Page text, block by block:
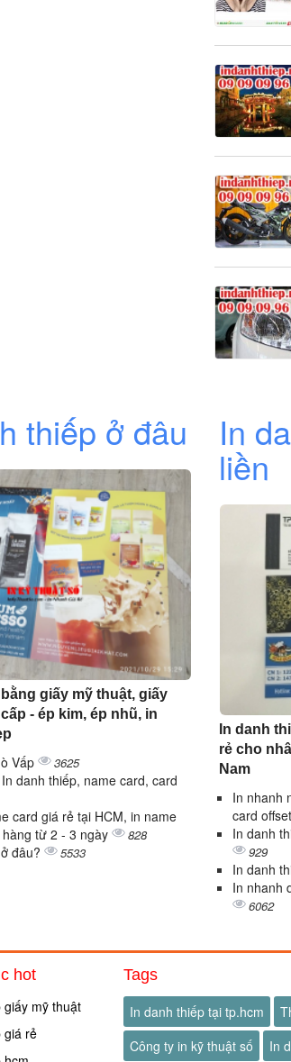
thiếp ở đâu
bằng giấy mỹ thuật, giấy
- ép kim, ép nhũ, in
Vấp 3625
danh thiếp, name card, card
card giá rẻ tại HCM, in name
hàng từ 2 - 3 ngày
828
ở đâu? 5533
In
liền
In danh
rẻ cho
Nam
In nhanh
card
In danh
929
In danh
In nhanh
6062
hot
giấy mỹ thuật
giá rẻ
Tags
In danh thiếp tại tp.hcm
Công ty in kỹ thuật số
In